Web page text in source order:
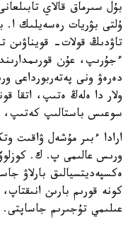
ۇلتى بۋريات رەسەيلىك
تاۋدىڭ قولات- قويناۋىن
ءجۇرىپ، عۇن
دەرەۋ ونى پەتەربورداعى
ولار دا ەلەڭ ەتىپ، اتقا
سوعىس باستالىپ كەتىپ،
ورىس عالىمى پ. ك. كوزلوۆ
كونە قورىم بارىن
عىلىمي تۇجىرىم جاساپتى.